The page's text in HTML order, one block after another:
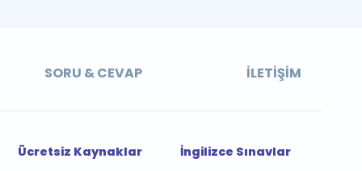
SORU & CEVAP İLETIŞIM
Ücretsiz Kaynaklar
İngilizce Sınavlar